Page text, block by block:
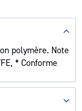
polymère. Note
* Conforme